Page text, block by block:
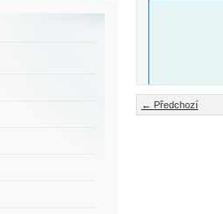
← Předchozí